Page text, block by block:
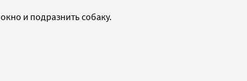
и подразнить собаку.